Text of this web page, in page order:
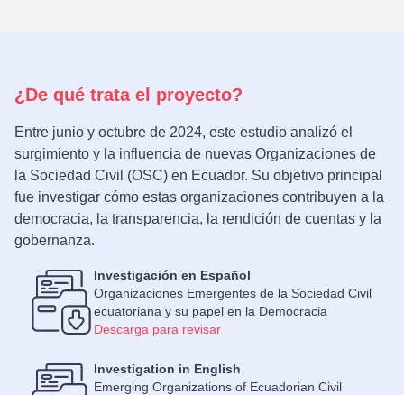
¿De qué trata el proyecto?
Entre junio y octubre de 2024, este estudio analizó el
surgimiento y la influencia de nuevas Organizaciones de
la Sociedad Civil (OSC) en Ecuador. Su objetivo principal
fue investigar cómo estas organizaciones contribuyen a la
democracia, la transparencia, la rendición de cuentas y la
gobernanza.
Investigación en Español
Organizaciones Emergentes de la Sociedad Civil
ecuatoriana y su papel en la Democracia
Descarga para revisar
Investigation in English
Emerging Organizations of Ecuadorian Civil